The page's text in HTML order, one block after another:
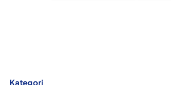
Kategori